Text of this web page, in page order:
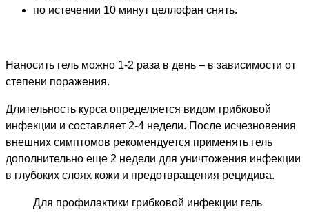
по истечении 10 минут целлофан снять.
Наносить гель можно 1-2 раза в день – в зависимости от
степени поражения.
Длительность курса определяется видом грибковой
инфекции и составляет 2-4 недели. После исчезновения
внешних симптомов рекомендуется применять гель
дополнительно еще 2 недели для уничтожения инфекции
в глубоких слоях кожи и предотвращения рецидива.
Для профилактики грибковой инфекции гель